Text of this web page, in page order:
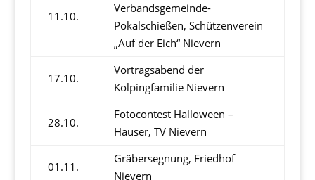
11.10.
Verbandsgemeinde-
Pokalschießen, Schützenverein
„Auf der Eich“ Nievern
17.10.
Vortragsabend der
Kolpingfamilie Nievern
28.10.
Fotocontest Halloween –
Häuser, TV Nievern
01.11.
Gräbersegnung, Friedhof
Nievern